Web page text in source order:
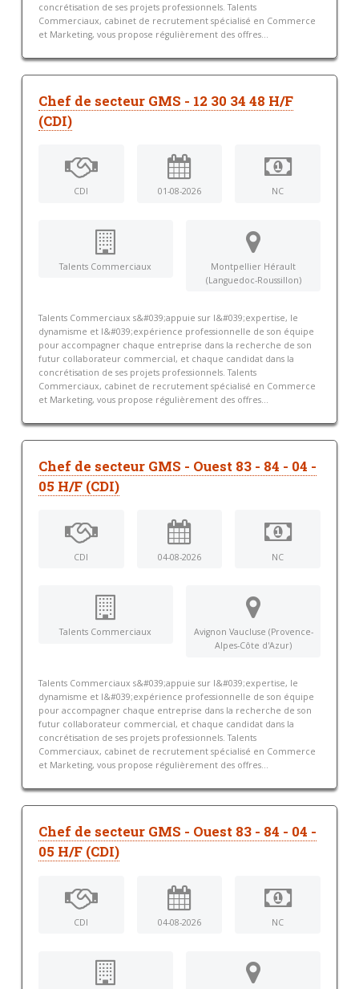
concrétisation de ses projets professionnels. Talents
Commerciaux, cabinet de recrutement spécialisé en Commerce
et Marketing, vous propose régulièrement des offres...
Chef de secteur GMS - 12 30 34 48 H/F
(CDI)
CDI 01-08-2026 NC
Talents Commerciaux
Montpellier Hérault
(Languedoc-Roussillon)
Talents Commerciaux s&#039;appuie sur l&#039;expertise, le
dynamisme et l&#039;expérience professionnelle de son équipe
pour accompagner chaque entreprise dans la recherche de son
futur collaborateur commercial, et chaque candidat dans la
concrétisation de ses projets professionnels. Talents
Commerciaux, cabinet de recrutement spécialisé en Commerce
et Marketing, vous propose régulièrement des offres...
Chef de secteur GMS - Ouest 83 - 84 - 04 -
05 H/F (CDI)
CDI 04-08-2026 NC
Talents Commerciaux
Avignon Vaucluse (Provence-
Alpes-Côte d'Azur)
Talents Commerciaux s&#039;appuie sur l&#039;expertise, le
dynamisme et l&#039;expérience professionnelle de son équipe
pour accompagner chaque entreprise dans la recherche de son
futur collaborateur commercial, et chaque candidat dans la
concrétisation de ses projets professionnels. Talents
Commerciaux, cabinet de recrutement spécialisé en Commerce
et Marketing, vous propose régulièrement des offres...
Chef de secteur GMS - Ouest 83 - 84 - 04 -
05 H/F (CDI)
CDI 04-08-2026 NC